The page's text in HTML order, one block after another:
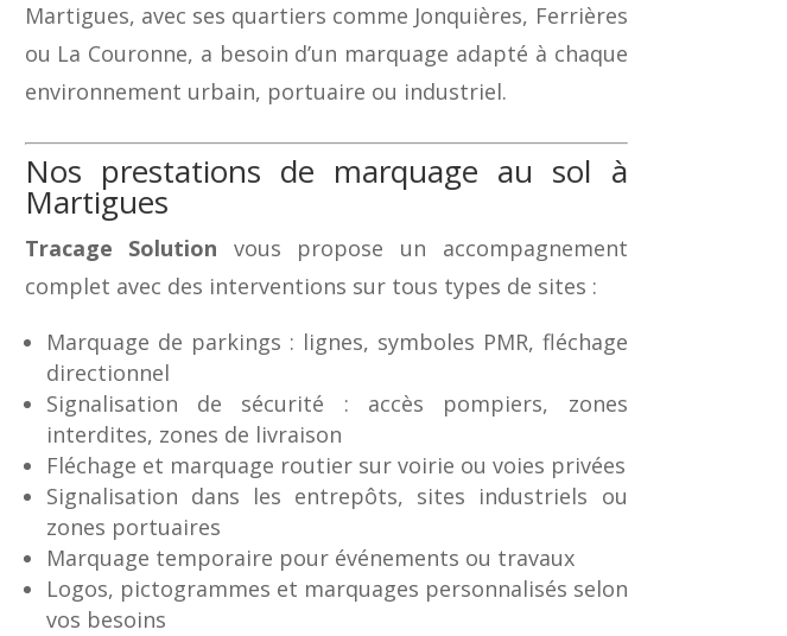
Martigues, avec ses quartiers comme Jonquières, Ferrières
ou La Couronne, a besoin d’un marquage adapté à chaque
environnement urbain, portuaire ou industriel.
Nos prestations de marquage au sol à
Martigues
Tracage Solution vous propose un accompagnement
complet avec des interventions sur tous types de sites :
Marquage de parkings : lignes, symboles PMR, fléchage
directionnel
Signalisation de sécurité : accès pompiers, zones
interdites, zones de livraison
Fléchage et marquage routier sur voirie ou voies privées
Signalisation dans les entrepôts, sites industriels ou
zones portuaires
Marquage temporaire pour événements ou travaux
Logos, pictogrammes et marquages personnalisés selon
vos besoins